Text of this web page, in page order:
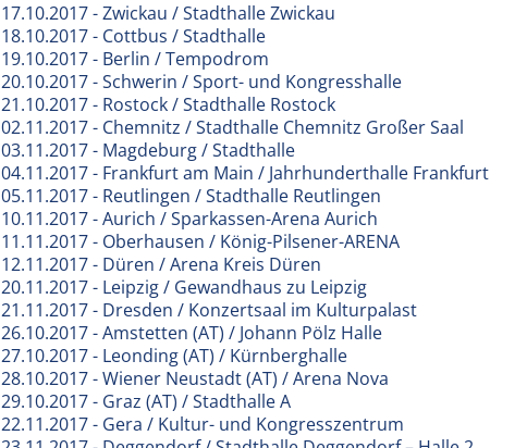
17.10.2017 - Zwickau / Stadthalle Zwickau
18.10.2017 - Cottbus / Stadthalle
19.10.2017 - Berlin / Tempodrom
20.10.2017 - Schwerin / Sport- und Kongresshalle
21.10.2017 - Rostock / Stadthalle Rostock
02.11.2017 - Chemnitz / Stadthalle Chemnitz Großer Saal
03.11.2017 - Magdeburg / Stadthalle
04.11.2017 - Frankfurt am Main / Jahrhunderthalle Frankfurt
05.11.2017 - Reutlingen / Stadthalle Reutlingen
10.11.2017 - Aurich / Sparkassen-Arena Aurich
11.11.2017 - Oberhausen / König-Pilsener-ARENA
12.11.2017 - Düren / Arena Kreis Düren
20.11.2017 - Leipzig / Gewandhaus zu Leipzig
21.11.2017 - Dresden / Konzertsaal im Kulturpalast
26.10.2017 - Amstetten (AT) / Johann Pölz Halle
27.10.2017 - Leonding (AT) / Kürnberghalle
28.10.2017 - Wiener Neustadt (AT) / Arena Nova
29.10.2017 - Graz (AT) / Stadthalle A
22.11.2017 - Gera / Kultur- und Kongresszentrum